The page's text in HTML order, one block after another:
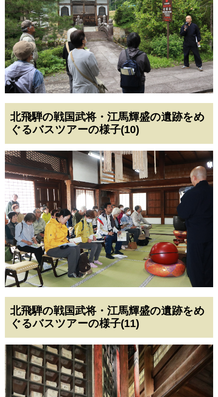
北飛騨の戦国武将・江馬輝盛の遺跡をめ
ぐるバスツアーの様子(10)
北飛騨の戦国武将・江馬輝盛の遺跡をめ
ぐるバスツアーの様子(11)